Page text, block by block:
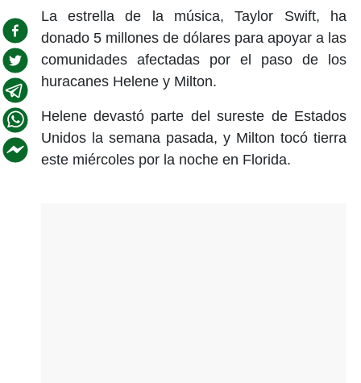
La estrella de la música, Taylor Swift, ha
donado 5 millones de dólares para apoyar a las
comunidades afectadas por el paso de los
huracanes Helene y Milton.
Helene devastó parte del sureste de Estados
Unidos la semana pasada, y Milton tocó tierra
este miércoles por la noche en Florida.